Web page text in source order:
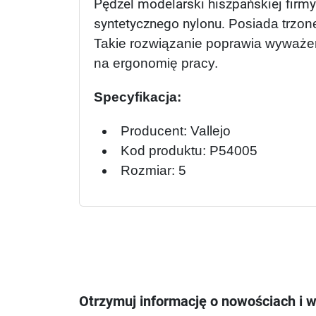
Pędzel modelarski hiszpańskiej
syntetycznego nylonu. Posiada
Takie rozwiązanie poprawia
na ergonomię pracy.
Specyfikacja:
Producent: Vallejo
Kod produktu: P54005
Rozmiar: 5
Otrzymuj informację o nowościach i